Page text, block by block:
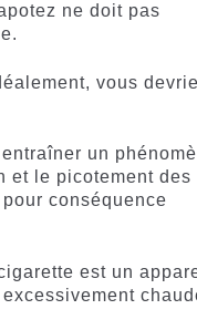
ne doit pas
vous
un
et le picotement des
conséquence
est un